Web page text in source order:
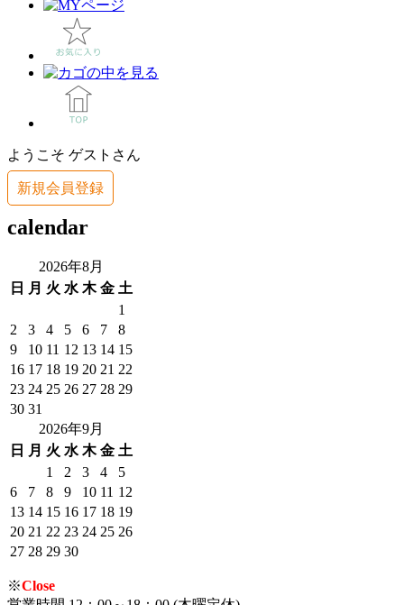
ようこそ ゲストさん
新規会員登録
calendar
2026年8月
日
月 火 水 木 金 土
1
2
3 4 5 6 7
8
9
10 11 12 13 14 15
16 17 18 19 20 21 22
23 24 25 26 27 28 29
30 31
2026年9月
日
月 火 水 木 金 土
1
2 3 4
5
6
7 8 9 10 11 12
13 14 15 16 17 18 19
20 21 22 23 24 25 26
27 28 29 30
※Close